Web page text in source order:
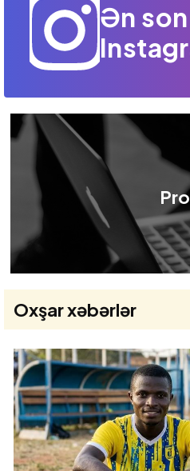
Ən
Oxşar xəbərlər